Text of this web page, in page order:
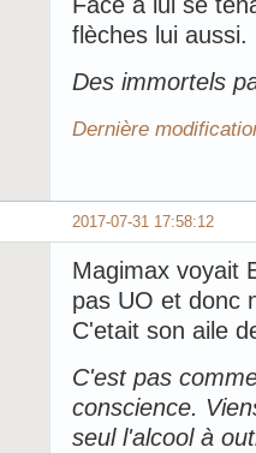
flèches lui aussi.
Des immortels
Dernière
2017-07-31 17:58:12
Magimax voyait
pas UO et donc
C'etait son aile
C'est pas
conscience.
seul l'alcool à